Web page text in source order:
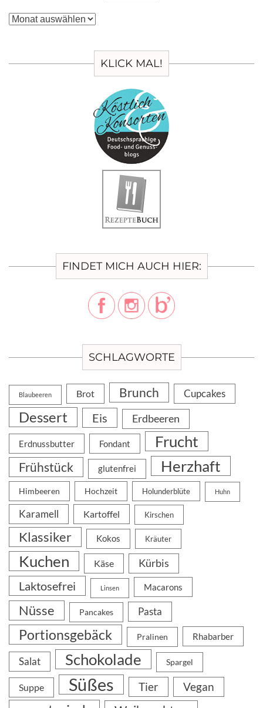
Archiv
KLICK MAL!
FINDET MICH AUCH HIER:
SCHLAGWORTE
Blaubeeren Brot Brunch Cupcakes
Dessert Eis Erdbeeren
Erdnussbutter Fondant Frucht
Frühstück glutenfrei Herzhaft
Himbeeren Hochzeit Holunderblüte Huhn
Karamell Kartoffel Kirschen
Klassiker Kokos Kräuter
Kuchen Käse Kürbis
Laktosefrei Linsen Macarons
Nüsse Pancakes Pasta
Portionsgebäck Pralinen Rhabarber
Salat Schokolade Spargel
Suppe Süßes Tier Vegan